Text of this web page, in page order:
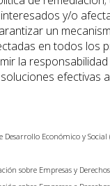
y/o
un
en todos los
la
efectivas
Desarrollo Económico y Social
sobre Empresas y